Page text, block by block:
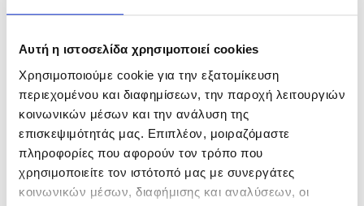
Αυτή η ιστοσελίδα χρησιμοποιεί cookies
Χρησιμοποιούμε cookie για την εξατομίκευση
περιεχομένου και διαφημίσεων, την παροχή λειτουργιών
κοινωνικών μέσων και την ανάλυση της
επισκεψιμότητάς μας. Επιπλέον, μοιραζόμαστε
πληροφορίες που αφορούν τον τρόπο που
χρησιμοποιείτε τον ιστότοπό μας με συνεργάτες
κοινωνικών μέσων, διαφήμισης και αναλύσεων, οι
Tatler ADVANCETAT
SIM ENGINEERING
Leviathan